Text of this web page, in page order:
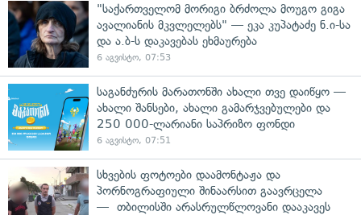
"საქართველომ მორიგი ბრძოლა მოუგო გიგა
ავალიანის მკვლელებს" — ეკა კუპატაძე ნ.ი-სა
და ა.ბ-ს დაკავებას ეხმაურება
6 აგვისტო, 07:53
საგანძურის მარათონში ახალი თვე დაიწყო —
ახალი შანსები, ახალი გამარჯვებულები და
250 000-ლარიანი საპრიზო ფონდი
6 აგვისტო, 07:51
სხვების ფოტოები დაამონტაჟა და
პორნოგრაფიული შინაარსით გაავრცელა
— თბილისში არასრულწლოვანი დააკავეს